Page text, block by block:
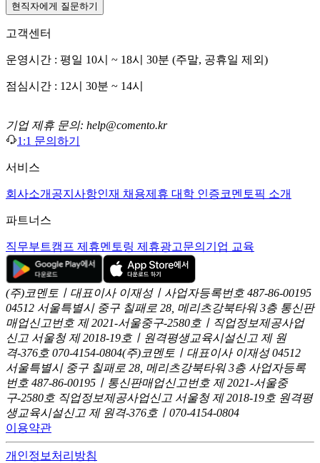
현직자에게 질문하기
고객센터
운영시간 : 평일 10시 ~ 18시 30분 (주말, 공휴일 제외)
점심시간 : 12시 30분 ~ 14시
기업 제휴 문의: help@comento.kr
1:1 문의하기
서비스
회사소개 공지사항인재 채용제휴 대학 인증코멘토픽 소개
파트너스
직무부트캠프 제휴멘토링 제휴광고문의 기업 교육
(주)코멘토ㅣ대표이사 이재성ㅣ사업자등록번호 487-86-00195
04512 서울특별시 중구 칠패로 28, 메리츠강북타워 3층 통신판
매업신고번호 제 2021-서울중구-2580호ㅣ직업정보제공사업
신고 서울청 제 2018-19호ㅣ원격평생교육시설신고 제 원
격-376호 070-4154-0804(주)코멘토ㅣ대표이사 이재성 04512
서울특별시 중구 칠패로 28, 메리츠강북타워 3층 사업자등록
번호 487-86-00195ㅣ통신판매업신고번호 제 2021-서울중
구-2580호 직업정보제공사업신고 서울청 제 2018-19호 원격평
생교육시설신고 제 원격-376호ㅣ070-4154-0804
이용약관
개인정보처리방침